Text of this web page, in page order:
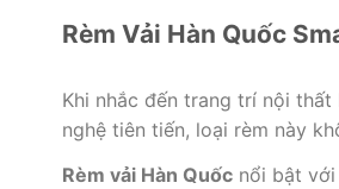
Rèm Vải Hàn Quốc
Khi nhắc đến trang trí nội thất
nghệ tiên tiến, loại rèm này
Rèm vải Hàn Quốcnổi bật với